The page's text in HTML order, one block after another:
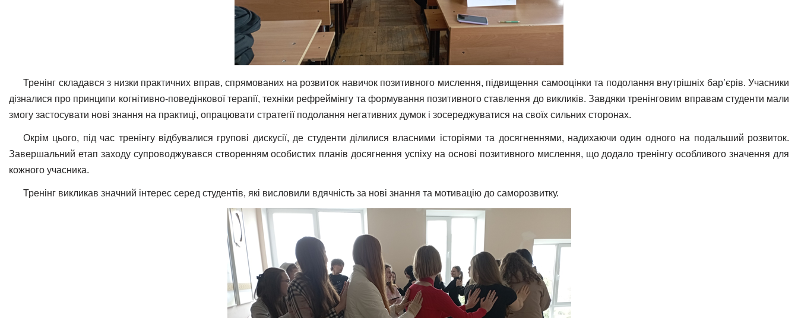
Тренінг складався з низки практичних вправ, спрямованих на розвиток навичок позитивного мислення, підвищення самооцінки та подолання внутрішніх бар’єрів. Учасники
дізналися про принципи когнітивно-поведінкової терапії, техніки рефреймінгу та формування позитивного ставлення до викликів. Завдяки тренінговим вправам студенти мали
змогу застосувати нові знання на практиці, опрацювати стратегії подолання негативних думок і зосереджуватися на своїх сильних сторонах.
Окрім цього, під час тренінгу відбувалися групові дискусії, де студенти ділилися власними історіями та досягненнями, надихаючи один одного на подальший розвиток.
Завершальний етап заходу супроводжувався створенням особистих планів досягнення успіху на основі позитивного мислення, що додало тренінгу особливого значення для
кожного учасника.
Тренінг викликав значний інтерес серед студентів, які висловили вдячність за нові знання та мотивацію до саморозвитку.